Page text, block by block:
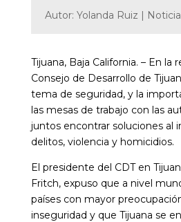
Autor: Yolanda Ruiz |
Tijuana, Baja California. – En la
Consejo de Desarrollo de
tema de seguridad, y la
las mesas de trabajo con las
juntos encontrar soluciones al
delitos, violencia y homicidios.
El presidente del CDT en
Fritch, expuso que a nivel
países con mayor
inseguridad y que Tijuana se